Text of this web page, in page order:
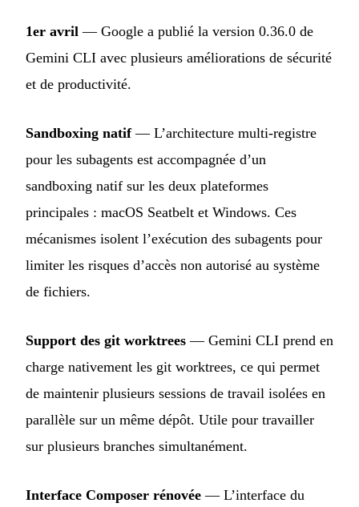
1er avril — Google a publié la version 0.36.0 de
Gemini CLI avec plusieurs améliorations de sécurité
et de productivité.
Sandboxing natif— L’architecture multi-registre
pour les subagents est accompagnée d’un
sandboxing natif sur les deux plateformes
principales : macOS Seatbelt et Windows. Ces
mécanismes isolent l’exécution des subagents pour
limiter les risques d’accès non autorisé au système
de fichiers.
Support des git worktrees — Gemini CLI prend en
charge nativement les git worktrees, ce qui permet
de maintenir plusieurs sessions de travail isolées en
parallèle sur un même dépôt. Utile pour travailler
sur plusieurs branches simultanément.
Interface Composer rénovée — L’interface du